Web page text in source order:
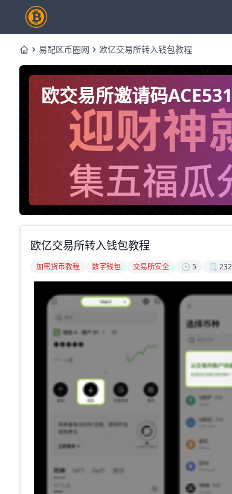
Home易配区币圈网 欧亿交易所转入钱包教程
欧交易所邀请码
欧亿交易所转入钱包教程
加密货币教程 数字钱包 交易所安全 🕒 5 🗒️